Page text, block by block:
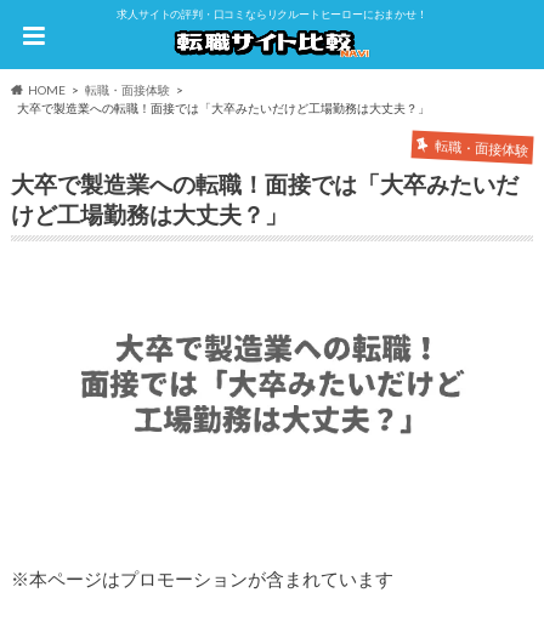
求人サイトの評判・口コミならリクルートヒーローにおまかせ！
HOME
転職・面接体験
大卒で製造業への転職！面接では「大卒みたいだけど工場勤務は大丈夫？」
転職・面接体験
大卒で製造業への転職！面接では「大卒みたいだ
けど工場勤務は大丈夫？」
※本ページはプロモーションが含まれています